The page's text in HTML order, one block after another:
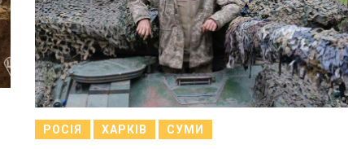
РОСІЯ ХАРКІВ СУМИ